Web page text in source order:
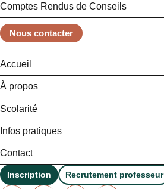
Comptes Rendus de Conseils
Nous contacter
Accueil
À propos
Scolarité
Infos pratiques
Contact
Inscription Recrutement professeur